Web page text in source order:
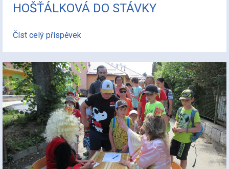
HOŠŤÁLKOVÁ DO STÁVKY
Číst celý příspěvek